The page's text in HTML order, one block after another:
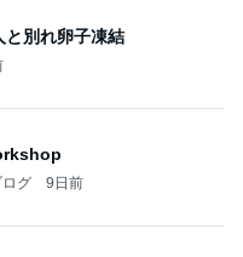
と別れ卵子凍結
グ 9日前